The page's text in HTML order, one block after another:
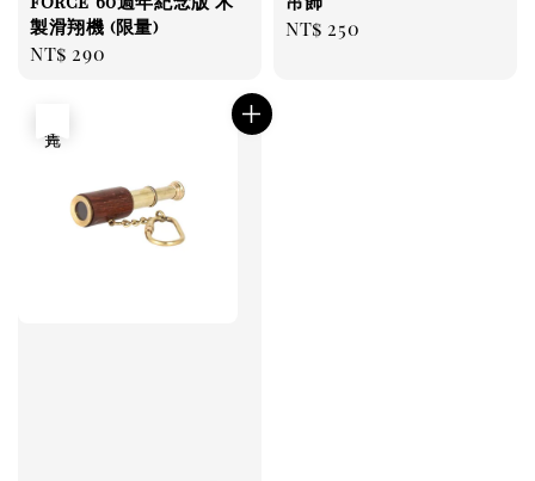
製滑翔機 (限量)
Regular
NT$ 290
Regular
NT$ 250